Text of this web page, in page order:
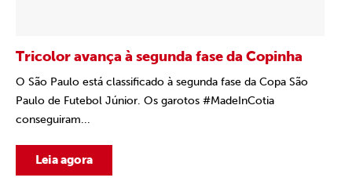
Tricolor avança à segunda fase da Copinha
O São Paulo está classificado à segunda fase da Copa São
Paulo de Futebol Júnior. Os garotos #MadeInCotia
conseguiram...
Leia agora